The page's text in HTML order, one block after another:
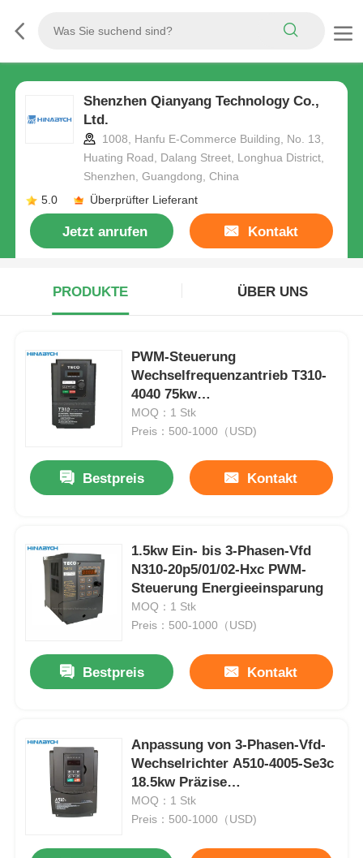
Shenzhen Qianyang Technology Co.,
Ltd.
1008, Hanfu E-Commerce Building, No. 13,
Huating Road, Dalang Street, Longhua District,
Shenzhen, Guangdong, China
5.0
Überprüfter Lieferant
Jetzt anrufen Kontakt
PRODUKTE ÜBER UNS
PWM-Steuerung
Wechselfrequenzantrieb T310-
4040 75kw
Wechselgeschwindigkeitsantrieb
für Lüfterpumpe
MOQ：1 Stk
Preis：500-1000（USD)
Bestpreis Kontakt
1.5kw Ein- bis 3-Phasen-Vfd
N310-20p5/01/02-Hxc PWM-
Steuerung Energieeinsparung
MOQ：1 Stk
Preis：500-1000（USD)
Bestpreis Kontakt
Anpassung von 3-Phasen-Vfd-
Wechselrichter A510-4005-Se3c
18.5kw Präzise
Drehmomentregelung
MOQ：1 Stk
Preis：500-1000（USD)